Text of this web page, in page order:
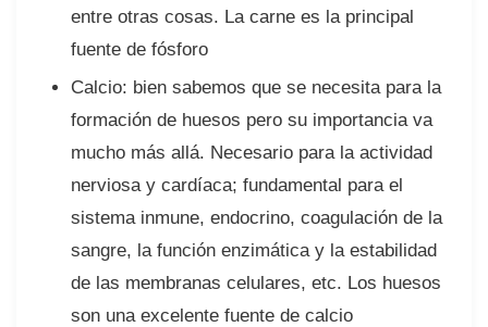
entre otras cosas. La carne es la principal
fuente de fósforo⠀
Calcio: bien sabemos que se necesita para la
formación de huesos pero su importancia va
mucho más allá. Necesario para la actividad
nerviosa y cardíaca; fundamental para el
sistema inmune, endocrino, coagulación de la
sangre, la función enzimática y la estabilidad
de las membranas celulares, etc. Los huesos
son una excelente fuente de calcio⠀